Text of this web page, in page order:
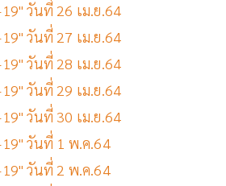
19" วันที่ 26 เม.ย.64
19" วันที่ 27 เม.ย.64
19" วันที่ 28 เม.ย.64
19" วันที่ 29 เม.ย.64
19" วันที่ 30 เม.ย.64
19" วันที่ 1 พ.ค.64
19" วันที่ 2 พ.ค.64